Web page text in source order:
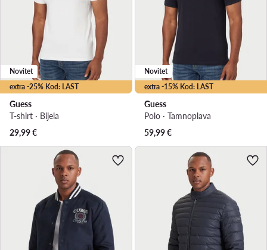
extra -25% Kod: LAST
Novitet
Guess
T-shirt · Bijela
29,99€
extra -15% Kod: LAST
Novitet
Guess
Polo · Tamnoplava
59,99€